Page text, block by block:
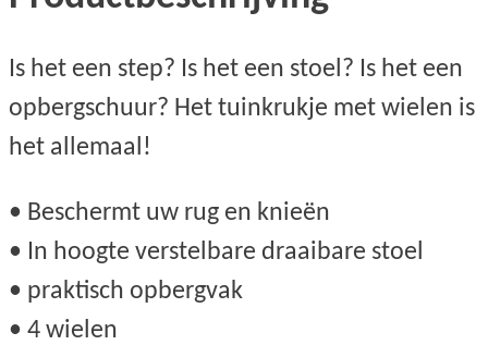
Is het een step? Is het een stoel? Is het een
opbergschuur? Het tuinkrukje met wielen is
het allemaal!
• Beschermt uw rug en knieën
• In hoogte verstelbare draaibare stoel
• praktisch opbergvak
• 4 wielen